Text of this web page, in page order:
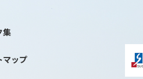
集
マップ